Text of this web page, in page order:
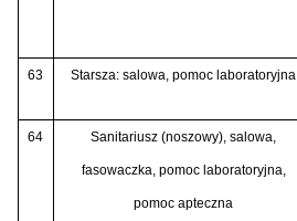
63 Starsza: salowa, pomoc laboratoryjna
64 Sanitariusz (noszowy), salowa,
fasowaczka, pomoc laboratoryjna,
pomoc apteczna